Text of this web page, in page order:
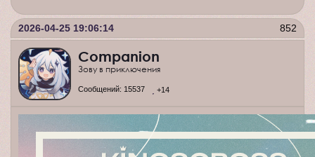
852
2026-04-25 19:06:14
Companion
Зову в приключения
Сообщений: 15537 +14